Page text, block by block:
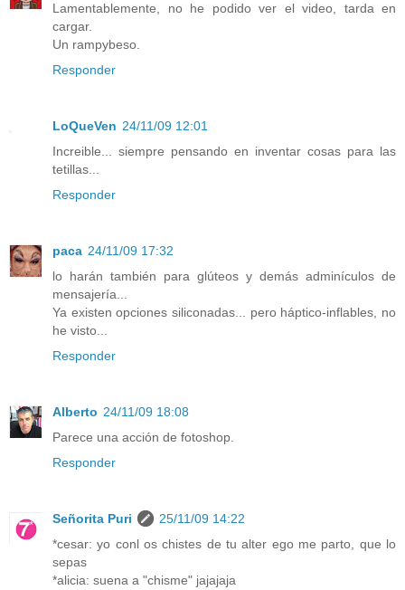
Lamentablemente, no he podido ver el video, tarda en
cargar.
Un rampybeso.
Responder
LoQueVen 24/11/09 12:01
Increible... siempre pensando en inventar cosas para las
tetillas...
Responder
paca 24/11/09 17:32
lo harán también para glúteos y demás adminículos de
mensajería...
Ya existen opciones siliconadas... pero háptico-inflables, no
he visto...
Responder
Alberto 24/11/09 18:08
Parece una acción de fotoshop.
Responder
Señorita Puri
25/11/09 14:22
*cesar: yo conl os chistes de tu alter ego me parto, que lo
sepas
*alicia: suena a "chisme" jajajaja